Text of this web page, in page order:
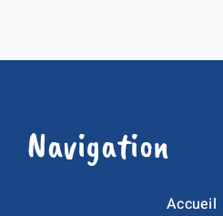
Navigation
Accueil